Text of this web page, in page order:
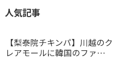
人気記事
【梨泰院チキンパ】川越のク
レアモールに韓国のファ…